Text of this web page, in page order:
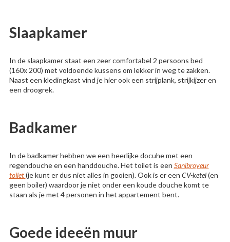
Slaapkamer
In de slaapkamer staat een zeer comfortabel 2 persoons bed
(160x 200) met voldoende kussens om lekker in weg te zakken.
Naast een kledingkast vind je hier ook een strijplank, strijkijzer en
een droogrek.
Badkamer
In de badkamer hebben we een heerlijke docuhe met een
regendouche en een handdouche. Het toilet is een Sanibroyeur
toilet (je kunt er dus niet alles in gooien). Ook is er een CV-ketel(en
geen boiler) waardoor je niet onder een koude douche komt te
staan als je met 4 personen in het appartement bent.
Goede ideeën muur